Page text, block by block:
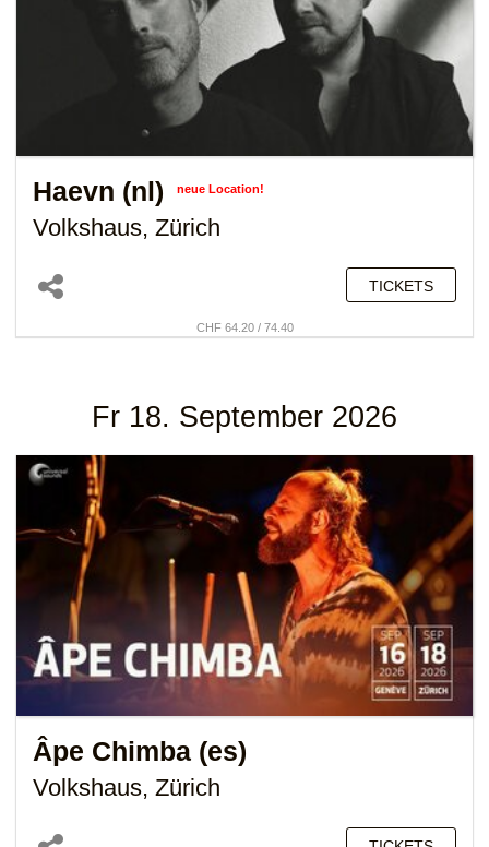
Haevn (nl) neue Location!
Volkshaus, Zürich
TICKETS
CHF 64.20 / 74.40
Fr 18. September 2026
Âpe Chimba (es)
Volkshaus, Zürich